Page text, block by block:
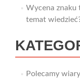
Wycena znaku
temat
Polecamy